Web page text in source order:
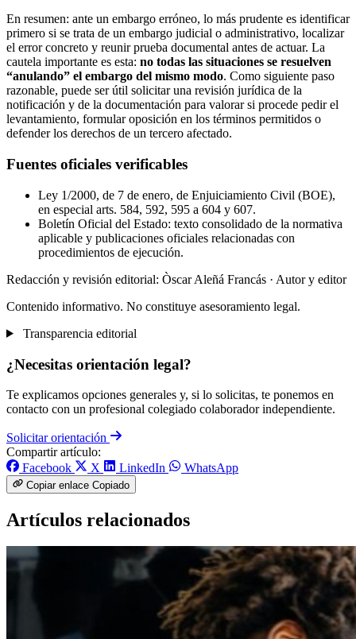
En resumen: ante un embargo erróneo, lo más prudente es identificar
primero si se trata de un embargo judicial o administrativo, localizar
el error concreto y reunir prueba documental antes de actuar. La
cautela importante es esta: no todas las situaciones se resuelven
“anulando” el embargo del mismo modo. Como siguiente paso
razonable, puede ser útil solicitar una revisión jurídica de la
notificación y de la documentación para valorar si procede pedir el
levantamiento, formular oposición en los términos permitidos o
defender los derechos de un tercero afectado.
Fuentes oficiales verificables
Ley 1/2000, de 7 de enero, de Enjuiciamiento Civil (BOE),
en especial arts. 584, 592, 595 a 604 y 607.
Boletín Oficial del Estado: texto consolidado de la normativa
aplicable y publicaciones oficiales relacionadas con
procedimientos de ejecución.
Redacción y revisión editorial: Òscar Aleñá Francás · Autor y editor
Contenido informativo. No constituye asesoramiento legal.
Transparencia editorial
¿Necesitas orientación legal?
Te explicamos opciones generales y, si lo solicitas, te ponemos en
contacto con un profesional colegiado colaborador independiente.
Solicitar orientación
Compartir artículo:
Facebook
X LinkedIn WhatsApp
Copiar enlace Copiado
Artículos relacionados